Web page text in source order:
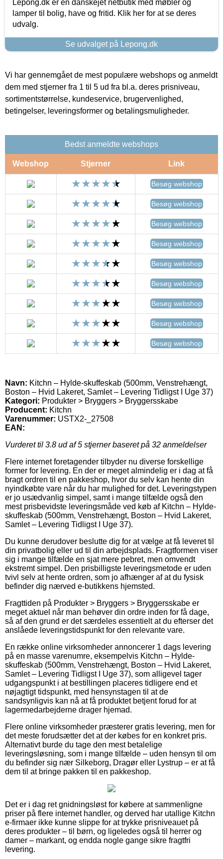
Lepong.dk er en danskejet netbutik med møbler og
lamper til bolig, have og fritid. Klik her for at se deres
udvalg.
Se udvalget på Lepong.dk
Vi har gennemgået de mest populære webshops og anmeldt
dem med stjerner fra 1 til 5 ud fra bl.a. deres prisniveau,
sortimentstørrelse, kundeservice, brugervenlighed,
betingelser, leveringsformer og betalingsmuligheder.
Bedst anmeldte webshops
Webshop Stjerner Link
Besøg webshop
Besøg webshop
Besøg webshop
Besøg webshop
Besøg webshop
Besøg webshop
Besøg webshop
Besøg webshop
Besøg webshop
Navn: Kitchn – Hylde-skuffeskab (500mm, Venstrehængt,
Boston – Hvid Lakeret, Samlet – Levering Tidligst I Uge 37)
Kategori: Produkter > Bryggers > Bryggersskabe
Producent: Kitchn
Varenummer: USTX2-_27508
EAN:
Vurderet til 3.8 ud af 5 stjerner baseret på 32 anmeldelser
Flere internet foretagender tilbyder nu diverse forskellige
former for levering. En der er meget almindelig er i dag at få
bragt ordren til en pakkeshop, hvor du selv kan hente din
nyindkøbte vare når du har mulighed for det. Leveringstypen
er jo usædvanlig simpel, samt i mange tilfælde også den
mest prisbevidste leveringsmåde ved køb af Kitchn – Hylde-
skuffeskab (500mm, Venstrehængt, Boston – Hvid Lakeret,
Samlet – Levering Tidligst I Uge 37).
Du kunne derudover beslutte dig for at vælge at få leveret til
din privatbolig eller ud til din arbejdsplads. Fragtformen viser
sig i mange tilfælde en sjat mere pebret, men omvendt
ekstremt simpel. Den prisbilligste leveringsmetode er uden
tvivl selv at hente ordren, som jo afhænger af at du fysisk
befinder dig nærved e-butikkens hjemsted.
Fragttiden på Produkter > Bryggers > Bryggersskabe er
meget aktuel når man behøver din ordre inden for få dage,
så af den grund er det særdeles essentielt at du efterser det
anslåede leveringstidspunkt for den relevante vare.
En række online virksomheder annoncerer 1 dags levering
på en masse varenumre, eksempelvis Kitchn – Hylde-
skuffeskab (500mm, Venstrehængt, Boston – Hvid Lakeret,
Samlet – Levering Tidligst I Uge 37), som alligevel tager
udgangspunkt i at bestillingen placeres tidligere end et
nøjagtigt tidspunkt, med hensynstagen til at de
sandsynligvis kan nå at få produktet betjent forud for at
lagermedarbejderne drager hjemad.
Flere online virksomheder præsterer gratis levering, men for
det meste forudsætter det at der købes for en konkret pris.
Alternativt burde du tage den mest betalelige
leveringsløsning, som i mange tilfælde – uden hensyn til om
du befinder sig nær Silkeborg, Dragør eller Lystrup – er at få
dem til at bringe pakken til en pakkeshop.
Det er i dag ret gnidningsløst for købere at sammenligne
priser på flere internet handler, og derved har utallige Kitchn
e-firmaer ikke kunne slippe for at trykke prisniveauet på
deres produkter – til børn, og ligeledes også til herrer og
damer – markant, og endda nogle gange sikre fragtfri
levering.